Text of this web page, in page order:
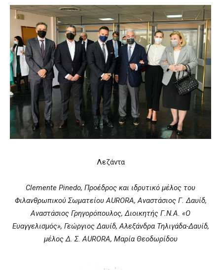
Λεζάντα
Clemente Pinedo, Προέδρος και ιδρυτικό μέλος του
Φιλανθρωπικού Σωματείου AURORA, Αναστάσιος Γ. Δαυίδ,
Αναστάσιος Γρηγορόπουλος, Διοικητής Γ.Ν.Α. «Ο
Ευαγγελισμός», Γεώργιος Δαυίδ, Αλεξάνδρα Τηλιγάδα-Δαυίδ,
μέλος Δ. Σ. AURORA, Μαρία Θεοδωρίδου